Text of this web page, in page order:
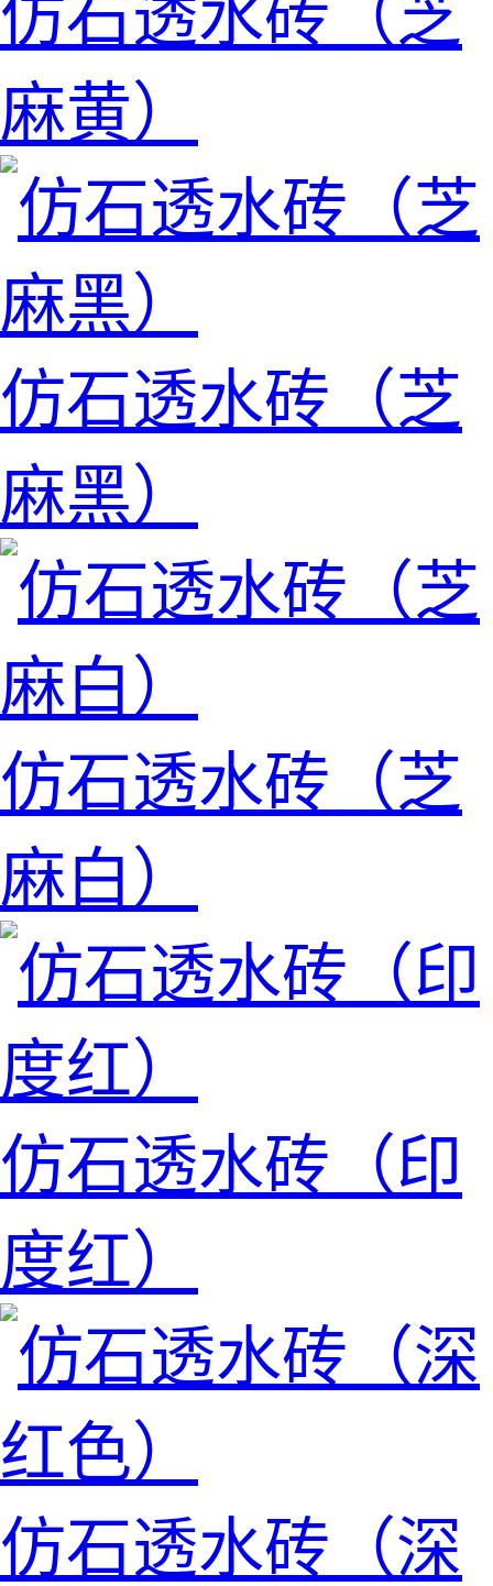
仿石透水砖（芝
麻黄）
仿石透水砖（芝
麻黑）
仿石透水砖（芝
麻白）
仿石透水砖（印
度红）
仿石透水砖（深